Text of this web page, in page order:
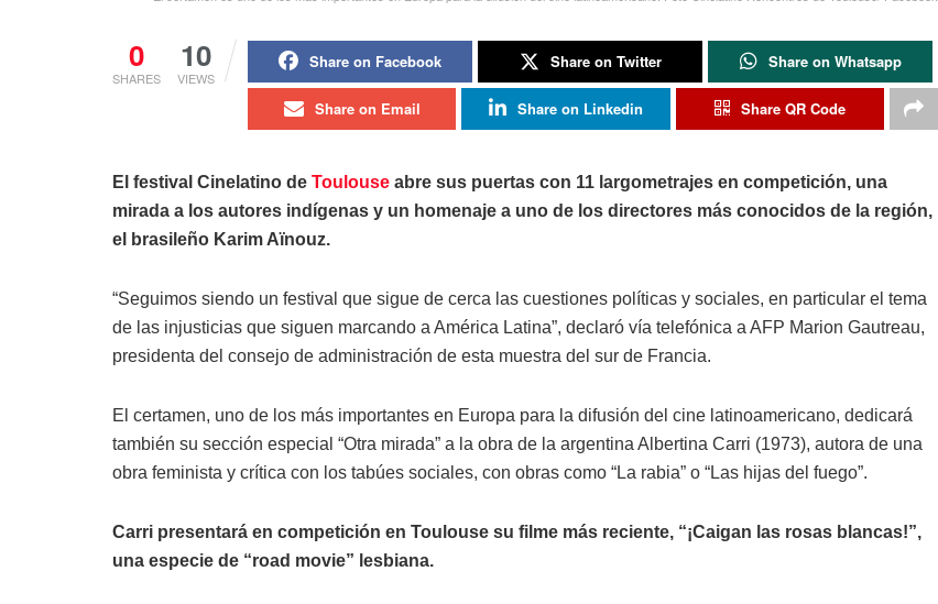
0
SHARES
10
VIEWS
Share on Facebook Share on Twitter Share on Whatsapp
Share on Email Share on Linkedin Share QR Code
El festival Cinelatino de Toulouse abre sus puertas con 11 largometrajes en competición, una
mirada a los autores indígenas y un homenaje a uno de los directores más conocidos de la región,
el brasileño Karim Aïnouz.
“Seguimos siendo un festival que sigue de cerca las cuestiones políticas y sociales, en particular el tema
de las injusticias que siguen marcando a América Latina”, declaró vía telefónica a AFP Marion Gautreau,
presidenta del consejo de administración de esta muestra del sur de Francia.
El certamen, uno de los más importantes en Europa para la difusión del cine latinoamericano, dedicará
también su sección especial “Otra mirada” a la obra de la argentina Albertina Carri (1973), autora de una
obra feminista y crítica con los tabúes sociales, con obras como “La rabia” o “Las hijas del fuego”.
Carri presentará en competición en Toulouse su filme más reciente, “¡Caigan las rosas blancas!”,
una especie de “road movie” lesbiana.